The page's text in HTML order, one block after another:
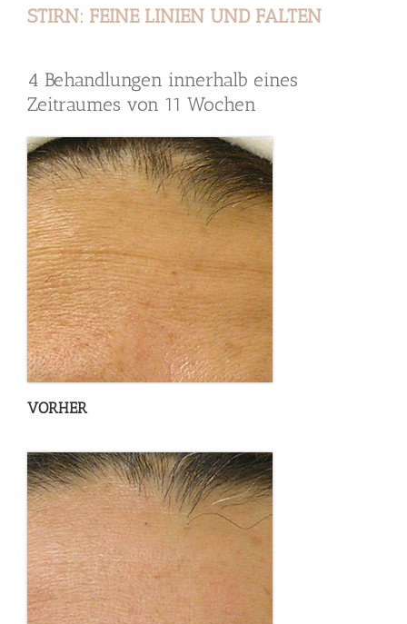
STIRN: FEINE LINIEN UND FALTEN
4 Behandlungen innerhalb eines
Zeitraumes von 11 Wochen
VORHER